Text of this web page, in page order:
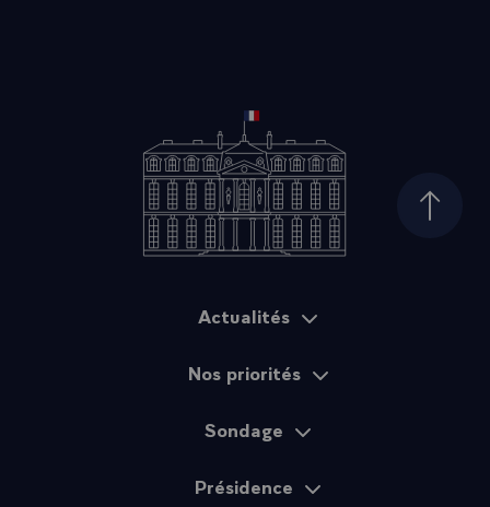
Haut
Actualités
Nos priorités
Sondage
Présidence